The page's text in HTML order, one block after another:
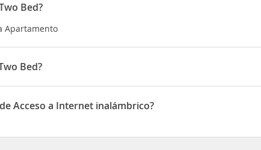
Bed?
Apartamento
Bed?
Avenida Ernesto Sarti
Acceso a Internet inalámbrico?